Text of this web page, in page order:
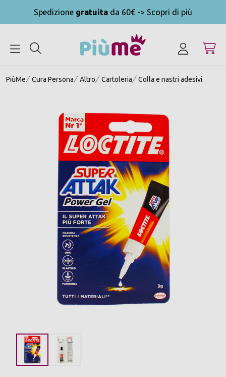
Spedizione gratuita da 60€ -> Scopri di più
PiùMe Cura Persona Altro Cartoleria Colla e nastri adesivi